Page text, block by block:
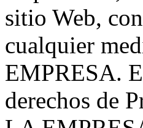
sitio Web,
cualquier
EMPRESA.
derechos de